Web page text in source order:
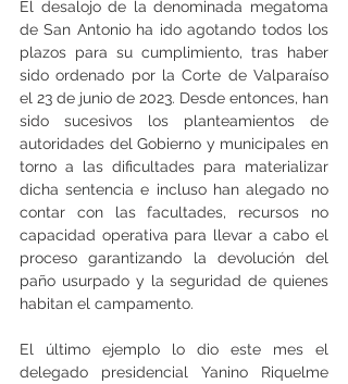
El desalojo de la denominada megatoma
de San Antonio ha ido agotando todos los
plazos para su cumplimiento, tras haber
sido ordenado por la Corte de Valparaíso
el 23 de junio de 2023. Desde entonces, han
sido sucesivos los planteamientos de
autoridades del Gobierno y municipales en
torno a las dificultades para materializar
dicha sentencia e incluso han alegado no
contar con las facultades, recursos no
capacidad operativa para llevar a cabo el
proceso garantizando la devolución del
paño usurpado y la seguridad de quienes
habitan el campamento.
El último ejemplo lo dio este mes el
delegado presidencial Yanino Riquelme